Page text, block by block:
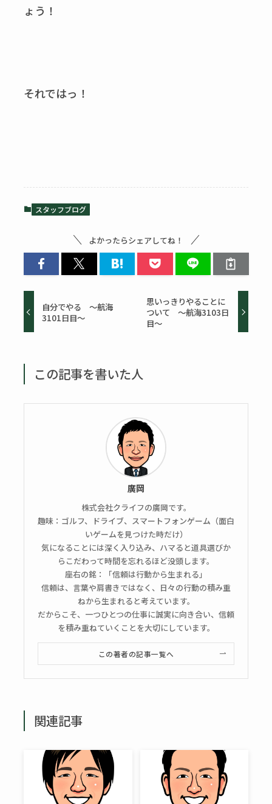
ょう！
それではっ！
スタッフブログ
よかったらシェアしてね！
自分でやる ～航海
3101日目～
思いっきりやることに
ついて ～航海3103日
目～
この記事を書いた人
廣岡
株式会社クライフの廣岡です。
趣味：ゴルフ、ドライブ、スマートフォンゲーム（面白
いゲームを見つけた時だけ）
気になることには深く入り込み、ハマると道具選びか
らこだわって時間を忘れるほど没頭します。
座右の銘：「信頼は行動から生まれる」
信頼は、言葉や肩書きではなく、日々の行動の積み重
ねから生まれると考えています。
だからこそ、一つひとつの仕事に誠実に向き合い、信頼
を積み重ねていくことを大切にしています。
この著者の記事一覧へ
関連記事